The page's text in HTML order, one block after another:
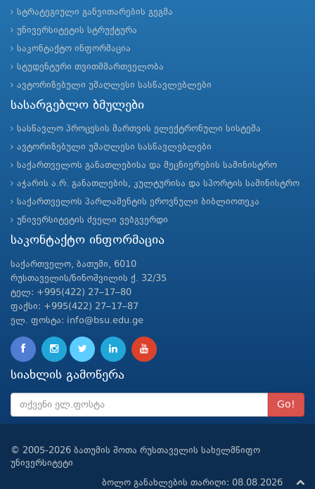
სტრატეგიული განვითარების გეგმა
უნივერსიტეტის სტრუქტურა
საკონტაქტო ინფორმაცია
სტუდენტური თვითმმართველობა
ავტორიზებული უმაღლესი სასწავლებლები
სასარგებლო ბმულები
სასწავლო პროცესის მართვის ელექტრონული სისტემა
ავტორიზებული უმაღლესი სასწავლებლები
საქართველოს განათლებისა და მეცნიერების სამინისტრო
აჭარის ა.რ. განათლების, კულტურისა და სპორტის სამინისტრო
საქართველოს პარლამენტის ეროვნული ბიბლიოთეკა
უნივერსიტეტის ძველი ვებგვერდი
საკონტაქტო ინფორმაცია
საქართველო, ბათუმი, 6010
რუსთაველის/ნინოშვილის ქ. 32/35
ტელ: +995(422) 27–17–80
ფაქსი: +995(422) 27–17–87
ელ. ფოსტა: info@bsu.edu.ge
სიახლის გამოწერა
Go!
© 2005-2026 ბათუმის შოთა რუსთაველის სახელმწიფო
უნივერსიტეტი
ბოლო განახლების თარიღი: 08.08.2026